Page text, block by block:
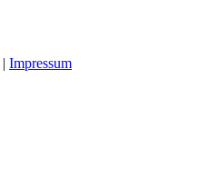
| Impressum